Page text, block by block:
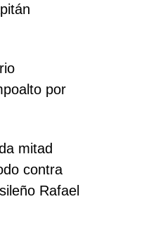
por
mitad
contra
Rafael